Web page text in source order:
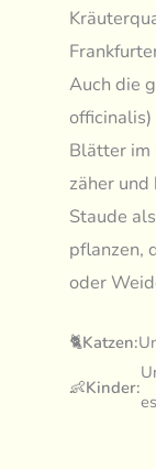
Auch die
Blätter im
zäher
Staude
pflanzen,
oder
🐈Katzen:
👶Kinder: